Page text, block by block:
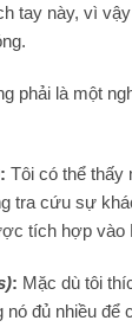
tay này, vì
phải là một
: Tôi có thể thấy
tra cứu sự
tích hợp vào
: Mặc dù tôi
nó đủ nhiều để